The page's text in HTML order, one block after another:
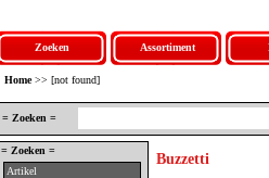
Zoeken Assortiment
Home>> [not found]
= Zoeken =
= Zoeken =
Artikel
Buzzetti